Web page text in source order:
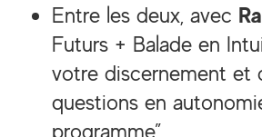
Entre les deux, avec
Futurs + Balade en
votre discernement et
questions en
programme”.